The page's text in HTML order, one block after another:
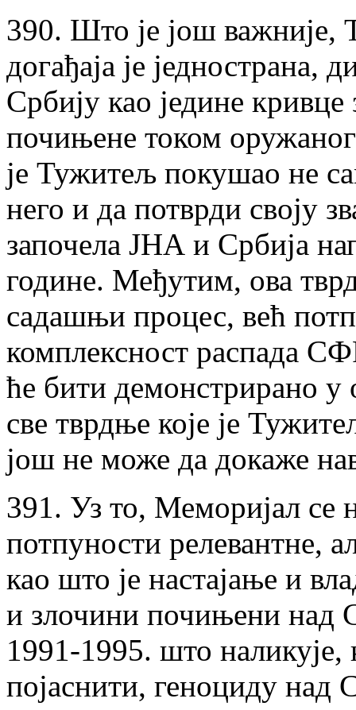
390. Што је још важније,
догађаја је једнострана,
Србију као једине
почињене током
је Тужитељ покушао не
него и да потврди своју
започела ЈНА и Србија
године. Међутим, ова
садашњи процес, већ
комплексност распада
ће бити демонстрирано у
све тврдње које је
још не може да докаже
391. Уз то, Меморијал се
потпуности релевантне,
као што је настајање и
и злочини почињени над
1991-1995. што наликује,
појаснити, геноциду